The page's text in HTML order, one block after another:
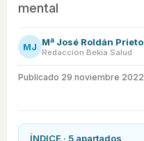
mental
MJ Mª José Roldán Prieto
Redacción Bekia Salud
Publicado 29 noviembre 2022
ÍNDICE · 5 apartados